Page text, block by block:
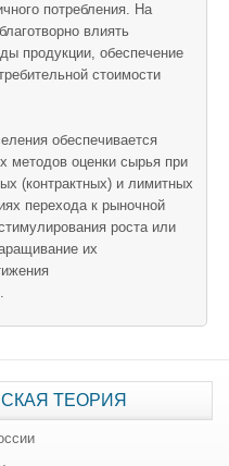
потребления. На
влиять
продукции, обеспечение
стоимости
обеспечивается
методов оценки сырья при
(контрактных) и лимитных
перехода к рыночной
роста или
их
ТЕОРИЯ